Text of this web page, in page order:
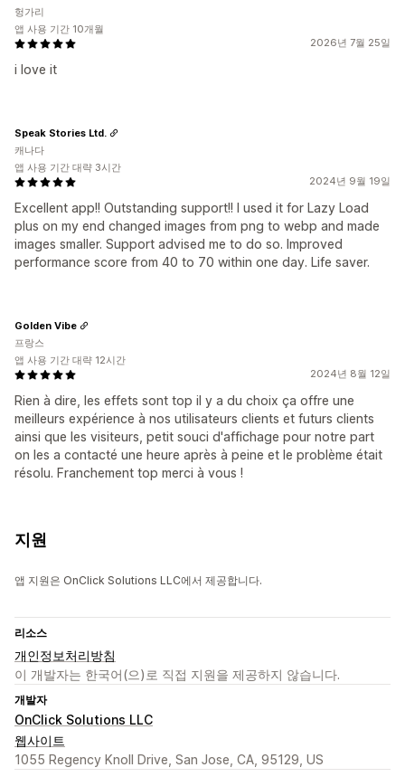
2026년 7월 25일
i love it
헝가리
앱 사용 기간 10개월
2024년 9월 19일
Excellent app!! Outstanding support!! I used it for Lazy Load
plus on my end changed images from png to webp and made
images smaller. Support advised me to do so. Improved
performance score from 40 to 70 within one day. Life saver.
Speak Stories Ltd.
캐나다
앱 사용 기간 대략 3시간
2024년 8월 12일
Rien à dire, les effets sont top il y a du choix ça offre une
meilleurs expérience à nos utilisateurs clients et futurs clients
ainsi que les visiteurs, petit souci d'affichage pour notre part
on les a contacté une heure après à peine et le problème était
résolu. Franchement top merci à vous !
Golden Vibe
프랑스
앱 사용 기간 대략 12시간
지원
앱 지원은 OnClick Solutions LLC에서 제공합니다.
리소스
개인정보처리방침
이 개발자는 한국어(으)로 직접 지원을 제공하지 않습니다.
개발자
OnClick Solutions LLC
웹사이트
1055 Regency Knoll Drive, San Jose, CA, 95129, US